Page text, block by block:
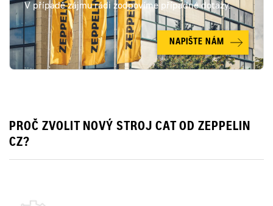
V případě zájmu rádi zodpovíme případné dotazy.
NAPIŠTE NÁM
PROČ ZVOLIT NOVÝ STROJ CAT OD ZEPPELIN
CZ?